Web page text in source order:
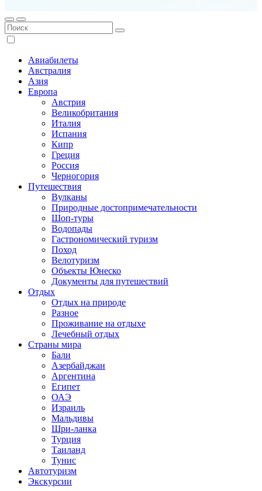
Авиабилеты
Австралия
Азия
Европа
Австрия
Великобритания
Италия
Испания
Кипр
Греция
Россия
Черногория
Путешествия
Вулканы
Природные достопримечательности
Шоп-туры
Водопады
Гастрономический туризм
Поход
Велотуризм
Объекты Юнеско
Документы для путешествий
Отдых
Отдых на природе
Разное
Проживание на отдыхе
Лечебный отдых
Страны мира
Бали
Азербайджан
Аргентина
Египет
ОАЭ
Израиль
Мальдивы
Шри-ланка
Турция
Таиланд
Тунис
Автотуризм
Экскурсии